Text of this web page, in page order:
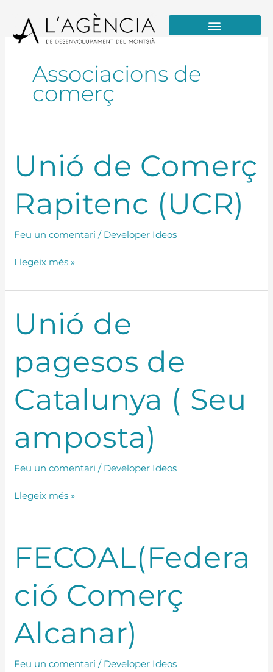
contingut
Associacions de
comerç
Unió de Comerç
Rapitenc (UCR)
Feu un comentari / Developer Ideos
Unió
de
Rapitenc
(UCR)
Llegeix més »
Unió de
pagesos de
Catalunya ( Seu
amposta)
Feu un comentari / Developer Ideos
Unió
de
de
Catalunya
Seu
amposta)
Llegeix més »
FECOAL(Federa
ció Comerç
Alcanar)
Feu un comentari / Developer Ideos
FECOAL(Federació
Comerç